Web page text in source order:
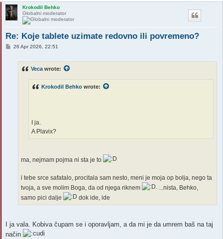
Krokodil Behko
Globalni moderator
Re: Koje tablete uzimate redovno ili povremeno?
P26 Apr 2026, 22:51
Veca wrote:
Krokodil Behko wrote:
I ja.
A Plavix?
ma, nejmam pojma ni sta je to
i tebe srce safatalo, procitala sam nesto, meni je moja op bolja, nego ta
tvoja, a sve molim Boga, da od njega riknem
...nista, Behko,
samo pici dalje
dok ide, ide
I ja vala. Kobiva čupam se i oporavljam, a da mi je da umrem baš na taj
način